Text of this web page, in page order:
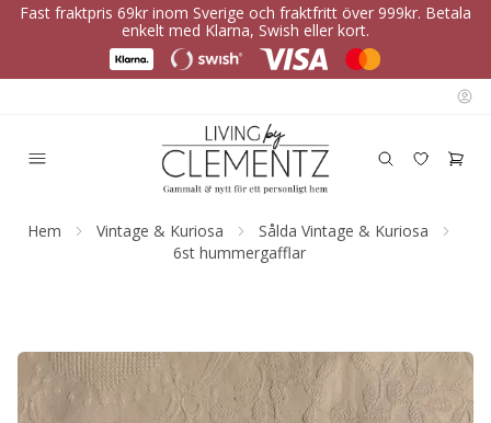
Fast fraktpris 69kr inom Sverige och fraktfritt över 999kr. Betala
enkelt med Klarna, Swish eller kort.
Hem Vintage & Kuriosa
Sålda Vintage & Kuriosa
6st hummergafflar